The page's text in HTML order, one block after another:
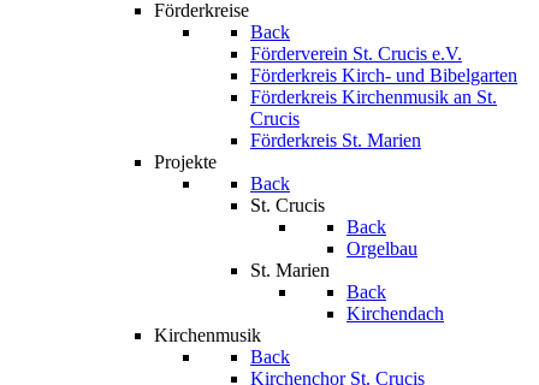
Förderkreise
Back
Förderverein St. Crucis e.V.
Förderkreis Kirch- und Bibelgarten
Förderkreis Kirchenmusik an St.
Crucis
Förderkreis St. Marien
Projekte
Back
St. Crucis
Back
Orgelbau
St. Marien
Back
Kirchendach
Kirchenmusik
Back
Kirchenchor St. Crucis